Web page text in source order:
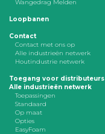
Wangedrag Melden
Loopbanen
Contact
Contact met ons op
Alle industrieën netwerk
Houtindustrie netwerk
Toegang voor distributeurs
Alle industrieën netwerk
Toepassingen
Standaard
Op maat
Opties
EasyFoam